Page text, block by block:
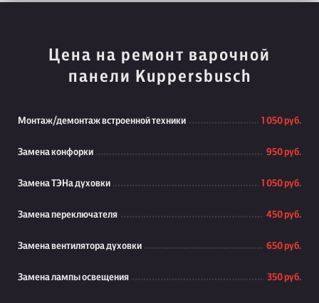
Цена на ремонт варочной
панели Kuppersbusch
Монтаж/демонтаж встроенной техники 1 050 руб.
Замена конфорки 950 руб.
Замена ТЭНа духовки 1 050 руб.
Замена переключателя 450 руб.
Замена вентилятора духовки 650 руб.
Замена лампы освещения 350 руб.